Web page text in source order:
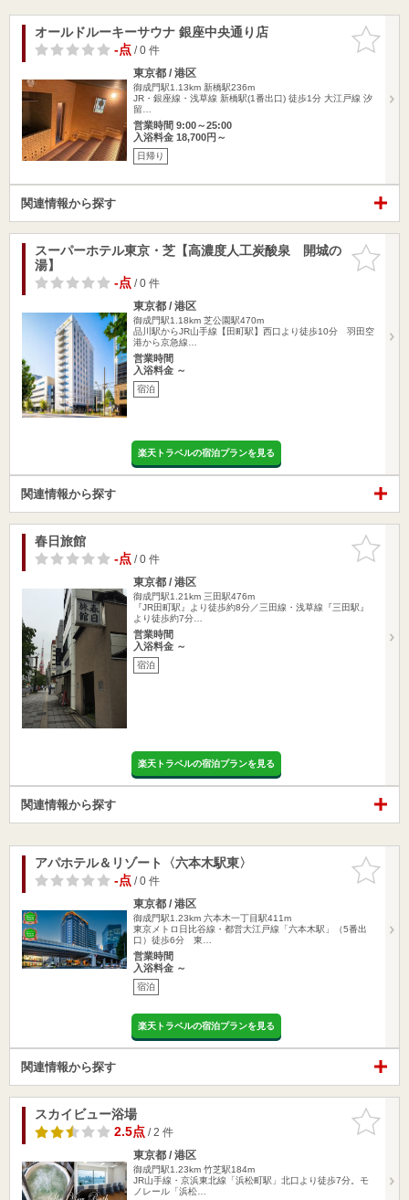
お気に入
りに追加
オールドルーキーサウナ 銀座中央通り店
-点/ 0 件
東京都 / 港区
御成門駅1.13km 新橋駅236m
JR・銀座線・浅草線 新橋駅(1番出口) 徒歩1分 大江戸線 汐
留…
営業時間 9:00～25:00
入浴料金 18,700円～
日帰り
関連情報から探す
お気に入
りに追加
スーパーホテル東京・芝【高濃度人工炭酸泉 開城の
湯】
-点/ 0 件
東京都 / 港区
御成門駅1.18km 芝公園駅470m
品川駅からJR山手線【田町駅】西口より徒歩10分 羽田空
港から京急線…
営業時間
入浴料金 ～
宿泊
楽天トラベルの宿泊プランを見る
関連情報から探す
お気に入
りに追加
春日旅館
-点/ 0 件
東京都 / 港区
御成門駅1.21km 三田駅476m
『JR田町駅』より徒歩約8分／三田線・浅草線『三田駅』
より徒歩約7分…
営業時間
入浴料金 ～
宿泊
楽天トラベルの宿泊プランを見る
関連情報から探す
お気に入
りに追加
アパホテル＆リゾート〈六本木駅東〉
-点/ 0 件
東京都 / 港区
御成門駅1.23km 六本木一丁目駅411m
東京メトロ日比谷線・都営大江戸線「六本木駅」（5番出
口）徒歩6分 東…
営業時間
入浴料金 ～
宿泊
楽天トラベルの宿泊プランを見る
関連情報から探す
お気に入
りに追加
スカイビュー浴場
2.5点/ 2 件
東京都 / 港区
御成門駅1.23km 竹芝駅184m
JR山手線・京浜東北線「浜松町駅」北口より徒歩7分。モ
ノレール「浜松…